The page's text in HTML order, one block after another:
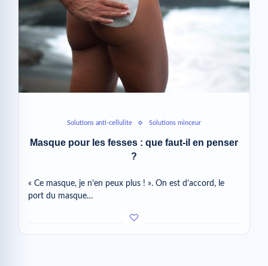
Solutions anti-cellulite Solutions minceur
Masque pour les fesses : que faut-il en penser
?
« Ce masque, je n’en peux plus ! ». On est d’accord, le
port du masque…